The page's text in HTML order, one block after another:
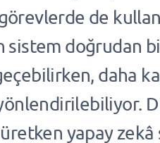
de
sistem doğrudan
daha
üretken yapay